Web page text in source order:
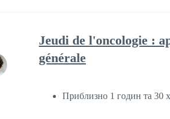
Jeudi de l'oncologie :
générale
Приблизно 1 годин та 30